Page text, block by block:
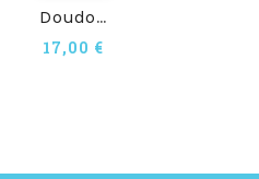
D
Oudou Plat Personnalisé...
17,00 €